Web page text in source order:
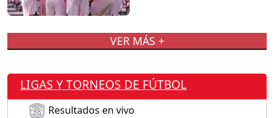
VER MÁS +
LIGAS Y TORNEOS DE FÚTBOL
Resultados en vivo